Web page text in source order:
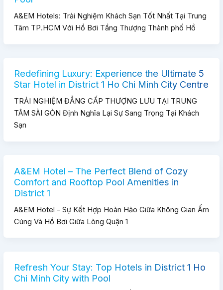
A&EM Hotels: Trải Nghiệm Khách Sạn Tốt Nhất Tại Trung
Tâm TP.HCM Với Hồ Bơi Tầng Thượng Thành phố Hồ
Redefining Luxury: Experience the Ultimate 5
Star Hotel in District 1 Ho Chi Minh City Centre
TRẢI NGHIỆM ĐẲNG CẤP THƯỢNG LƯU TẠI TRUNG
TÂM SÀI GÒN Định Nghĩa Lại Sự Sang Trọng Tại Khách
Sạn
A&EM Hotel – The Perfect Blend of Cozy
Comfort and Rooftop Pool Amenities in
District 1
A&EM Hotel – Sự Kết Hợp Hoàn Hảo Giữa Không Gian Ấm
Cúng Và Hồ Bơi Giữa Lòng Quận 1
Refresh Your Stay: Top Hotels in District 1 Ho
Chi Minh City with Pool